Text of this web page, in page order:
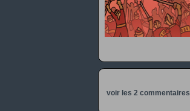
voir les 2 commentaires